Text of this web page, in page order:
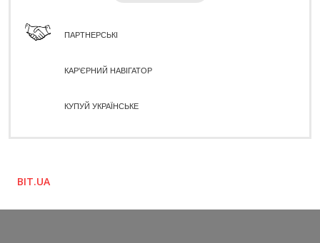
ПАРТНЕРСЬКІ
КАР'ЄРНИЙ НАВІГАТОР
КУПУЙ УКРАЇНСЬКЕ
BIT.UA